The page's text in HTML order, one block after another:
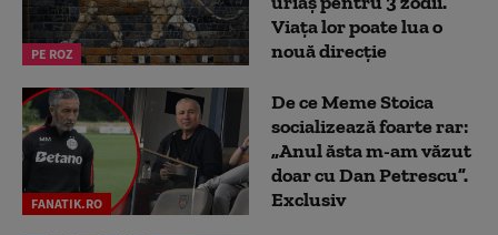
PE ROZ
Viața lor poate lua o
nouă direcție
FANATIK.RO
De ce Meme Stoica
socializează foarte rar:
„Anul ăsta m-am văzut
doar cu Dan Petrescu”.
Exclusiv